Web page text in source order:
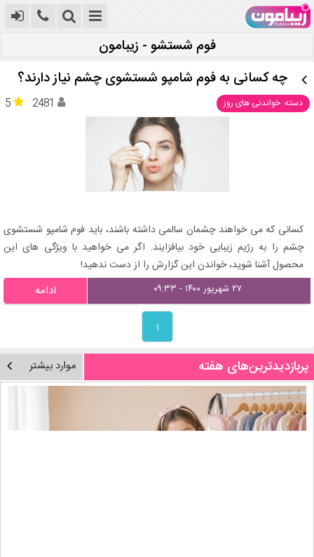
فوم شستشو - زیبامون
چه کسانی به فوم شامپو شستشوی چشم نیاز دارند؟
دسته: خواندنی های روز 5 2481
کسانی که می خواهند چشمان سالمی داشته باشند، باید فوم شامپو شستشوی
چشم را به رژیم زیبایی خود بیافزایند. اگر می خواهید با ویژگی های این
محصول آشنا شوید، خواندن این گزارش را از دست ندهید!
۲۷ شهریور ۱۴۰۰ - ۰۹:۳۳ ادامه
۱
پربازدیدترین‌های هفته موارد بیشتر